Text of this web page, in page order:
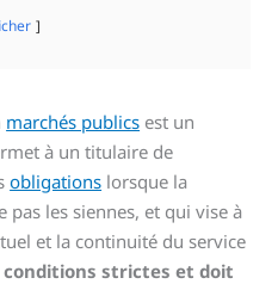
marchés publics est un
à un titulaire de
obligations lorsque la
pas les siennes, et qui vise à
et la continuité du service
conditions strictes et doit